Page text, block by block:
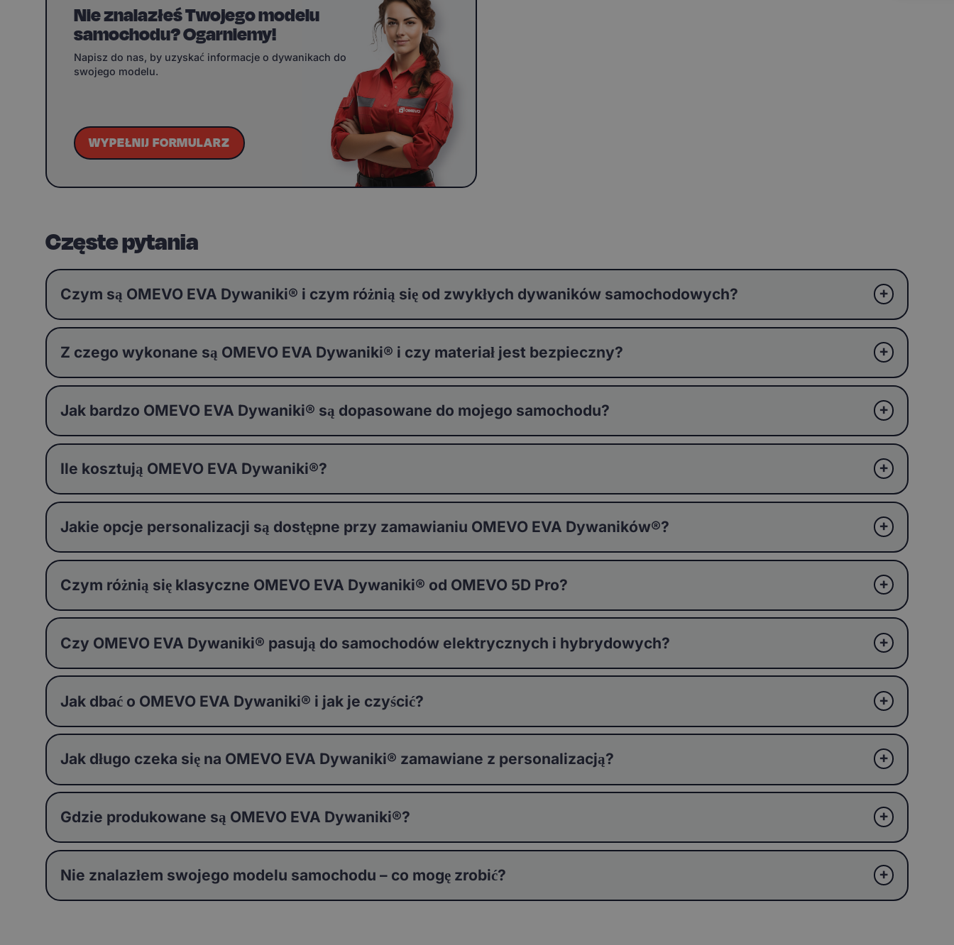
Nie znalazłeś Twojego modelu
samochodu? Ogarniemy!
Napisz do nas, by uzyskać informacje o dywanikach do
swojego modelu.
WYPEŁNIJ FORMULARZ
Częste pytania
Czym są OMEVO EVA Dywaniki® i czym różnią się od zwykłych dywaników samochodowych?
Z czego wykonane są OMEVO EVA Dywaniki® i czy materiał jest bezpieczny?
Jak bardzo OMEVO EVA Dywaniki® są dopasowane do mojego samochodu?
Ile kosztują OMEVO EVA Dywaniki®?
Jakie opcje personalizacji są dostępne przy zamawianiu OMEVO EVA Dywaników®?
Czym różnią się klasyczne OMEVO EVA Dywaniki® od OMEVO 5D Pro?
Czy OMEVO EVA Dywaniki® pasują do samochodów elektrycznych i hybrydowych?
Jak dbać o OMEVO EVA Dywaniki® i jak je czyścić?
Jak długo czeka się na OMEVO EVA Dywaniki® zamawiane z personalizacją?
Gdzie produkowane są OMEVO EVA Dywaniki®?
Nie znalazłem swojego modelu samochodu – co mogę zrobić?